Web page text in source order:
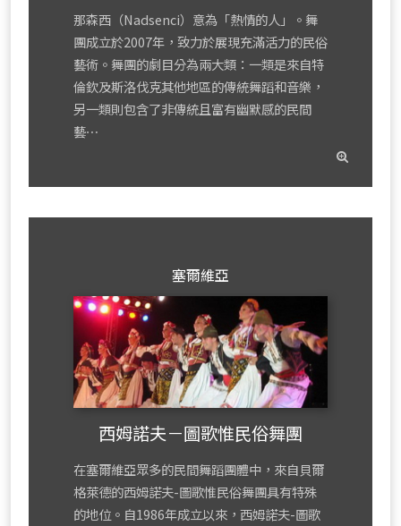
那森西（Nadsenci）意為「熱情的人」。舞
團成立於2007年，致力於展現充滿活力的民俗
藝術。舞團的劇目分為兩大類：一類是來自特
倫欽及斯洛伐克其他地區的傳統舞蹈和音樂，
另一類則包含了非傳統且富有幽默感的民間
藝⋯
塞爾維亞
西姆諾夫－圖歌惟民俗舞團
在塞爾維亞眾多的民間舞蹈團體中，來自貝爾
格萊德的西姆諾夫-圖歌惟民俗舞團具有特殊
的地位。自1986年成立以來，西姆諾夫-圖歌